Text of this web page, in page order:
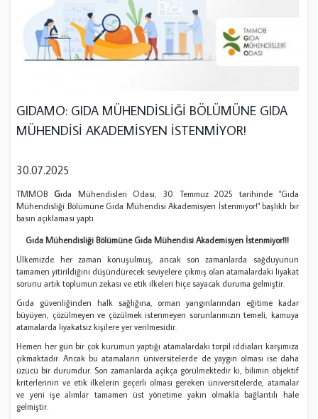
GIDAMO: GIDA MÜHENDİSLİĞİ BÖLÜMÜNE GIDA
MÜHENDİSİ AKADEMİSYEN İSTENMİYOR!
30.07.2025
TMMOB Gıda Mühendisleri Odası, 30 Temmuz 2025 tarihinde "Gıda
Mühendisliği Bölümüne Gıda Mühendisi Akademisyen İstenmiyor!" başlıklı bir
basın açıklaması yaptı.
Gıda Mühendisliği Bölümüne Gıda Mühendisi Akademisyen İstenmiyor!!!
Ülkemizde her zaman konuşulmuş, ancak son zamanlarda sağduyunun
tamamen yitirildiğini düşündürecek seviyelere çıkmış olan atamalardaki liyakat
sorunu artık toplumun zekası ve etik ilkeleri hiçe sayacak duruma gelmiştir.
Gıda güvenliğinden halk sağlığına, orman yangınlarından eğitime kadar
büyüyen, çözülmeyen ve çözülmek istenmeyen sorunlarımızın temeli, kamuya
atamalarda liyakatsiz kişilere yer verilmesidir.
Hemen her gün bir çok kurumun yaptığı atamalardaki torpil iddiaları karşımıza
çıkmaktadır. Ancak bu atamaların üniversitelerde de yaygın olması ise daha
üzücü bir durumdur. Son zamanlarda açıkça görülmektedir ki, bilimin objektif
kriterlerinin ve etik ilkelerin geçerli olması gereken üniversitelerde, atamalar
ve yeni işe alımlar tamamen üst yönetime yakın olmakla bağlantılı hale
gelmiştir.